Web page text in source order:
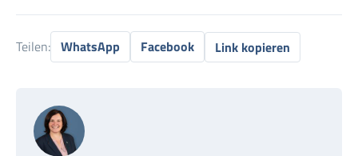
Teilen: WhatsApp Facebook Link kopieren